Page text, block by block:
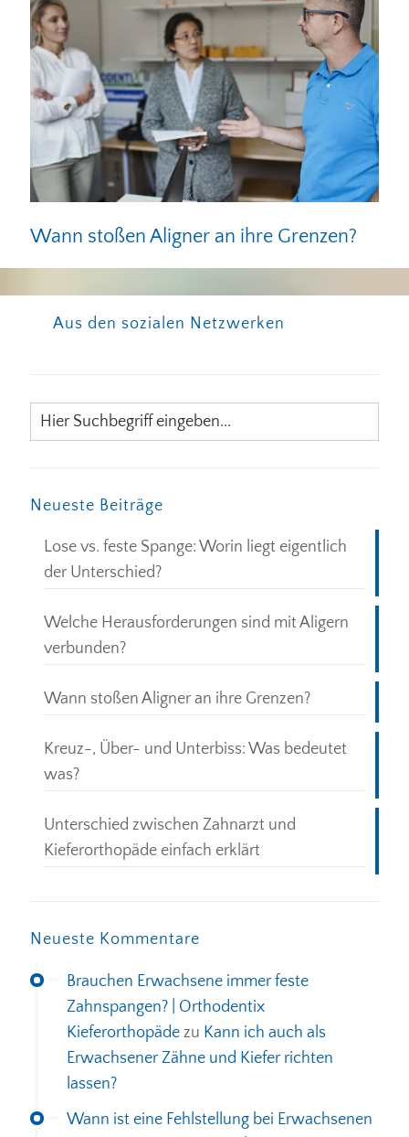
Wann stoßen Aligner an ihre Grenzen?
Aus den sozialen Netzwerken
Neueste Beiträge
Lose vs. feste Spange: Worin liegt eigentlich
der Unterschied?
Welche Herausforderungen sind mit Aligern
verbunden?
Wann stoßen Aligner an ihre Grenzen?
Kreuz-, Über- und Unterbiss: Was bedeutet
was?
Unterschied zwischen Zahnarzt und
Kieferorthopäde einfach erklärt
Neueste Kommentare
Brauchen Erwachsene immer feste
Zahnspangen? | Orthodentix
Kieferorthopäde zu Kann ich auch als
Erwachsener Zähne und Kiefer richten
lassen?
Wann ist eine Fehlstellung bei Erwachsenen